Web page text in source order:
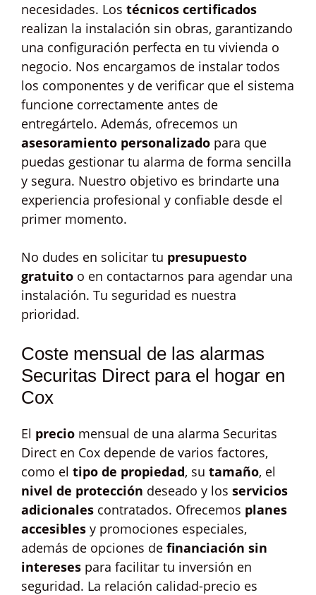
necesidades. Los técnicos certificados
realizan la instalación sin obras, garantizando
una configuración perfecta en tu vivienda o
negocio. Nos encargamos de instalar todos
los componentes y de verificar que el sistema
funcione correctamente antes de
entregártelo. Además, ofrecemos un
asesoramiento personalizado para que
puedas gestionar tu alarma de forma sencilla
y segura. Nuestro objetivo es brindarte una
experiencia profesional y confiable desde el
primer momento.
No dudes en solicitar tu presupuesto
gratuito o en contactarnos para agendar una
instalación. Tu seguridad es nuestra
prioridad.
Coste mensual de las alarmas
Securitas Direct para el hogar en
Cox
El precio mensual de una alarma Securitas
Direct en Cox depende de varios factores,
como el tipo de propiedad, su tamaño, el
nivel de protección deseado y los servicios
adicionales contratados. Ofrecemos planes
accesibles y promociones especiales,
además de opciones de financiación sin
intereses para facilitar tu inversión en
seguridad. La relación calidad-precio es